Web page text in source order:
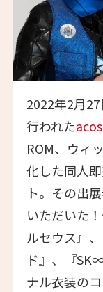
2022年2月
行われた
ROM、ウィ
化した同人
ト。その出
いただいた
ルセウス』
ド』、『
ナル衣装の